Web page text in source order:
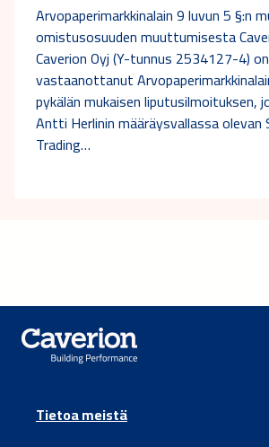
Arvopaperimarkkinalain 9 luvun 5 §:n
omistusosuuden muuttumisesta
Caverion Oyj (Y-tunnus 2534127-4)
vastaanottanut
pykälän mukaisen liputusilmoituksen,
Antti Herlinin määräysvallassa olevan
Trading…
Tietoa meistä